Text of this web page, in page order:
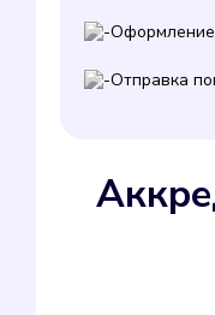
Оформление
Отправка